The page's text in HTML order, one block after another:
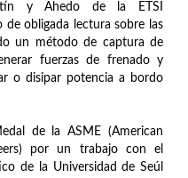
y Ahedo de la ETSI
obligada lectura sobre las
un método de captura de
fuerzas de frenado y
o disipar potencia a bordo
de la ASME (American
por un trabajo con el
de la Universidad de Seúl